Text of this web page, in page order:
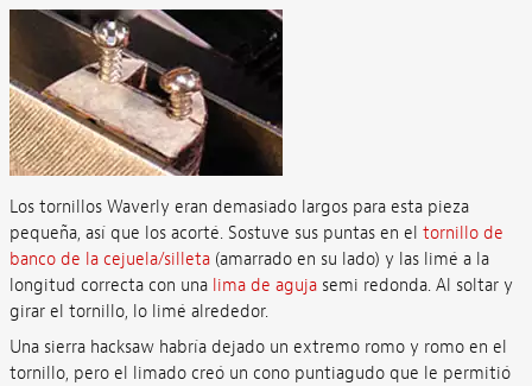
Los tornillos Waverly eran demasiado largos para esta pieza
pequeña, así que los acorté. Sostuve sus puntas en el tornillo de
banco de la cejuela/silleta (amarrado en su lado) y las limé a la
longitud correcta con una lima de agujasemi redonda. Al soltar y
girar el tornillo, lo limé alrededor.
Una sierra hacksaw habría dejado un extremo romo y romo en el
tornillo, pero el limado creó un cono puntiagudo que le permitió